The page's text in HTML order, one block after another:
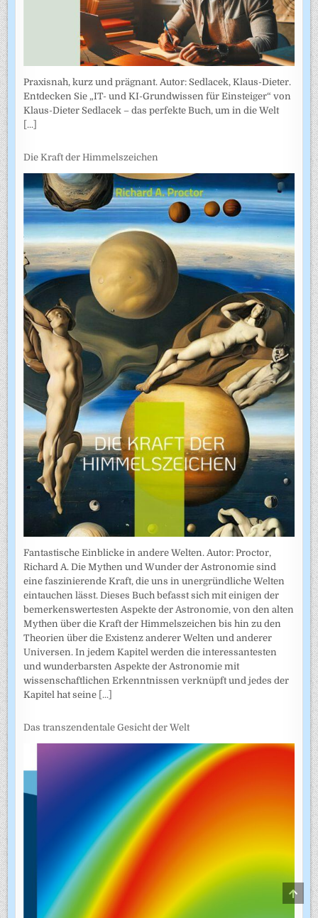
Praxisnah, kurz und prägnant. Autor: Sedlacek, Klaus-Dieter.
Entdecken Sie „IT- und KI-Grundwissen für Einsteiger“ von
Klaus-Dieter Sedlacek – das perfekte Buch, um in die Welt
[...]
Die Kraft der Himmelszeichen
Fantastische Einblicke in andere Welten. Autor: Proctor,
Richard A. Die Mythen und Wunder der Astronomie sind
eine faszinierende Kraft, die uns in unergründliche Welten
eintauchen lässt. Dieses Buch befasst sich mit einigen der
bemerkenswertesten Aspekte der Astronomie, von den alten
Mythen über die Kraft der Himmelszeichen bis hin zu den
Theorien über die Existenz anderer Welten und anderer
Universen. In jedem Kapitel werden die interessantesten
und wunderbarsten Aspekte der Astronomie mit
wissenschaftlichen Erkenntnissen verknüpft und jedes der
Kapitel hat seine [...]
Das transzendentale Gesicht der Welt
TO
TOP